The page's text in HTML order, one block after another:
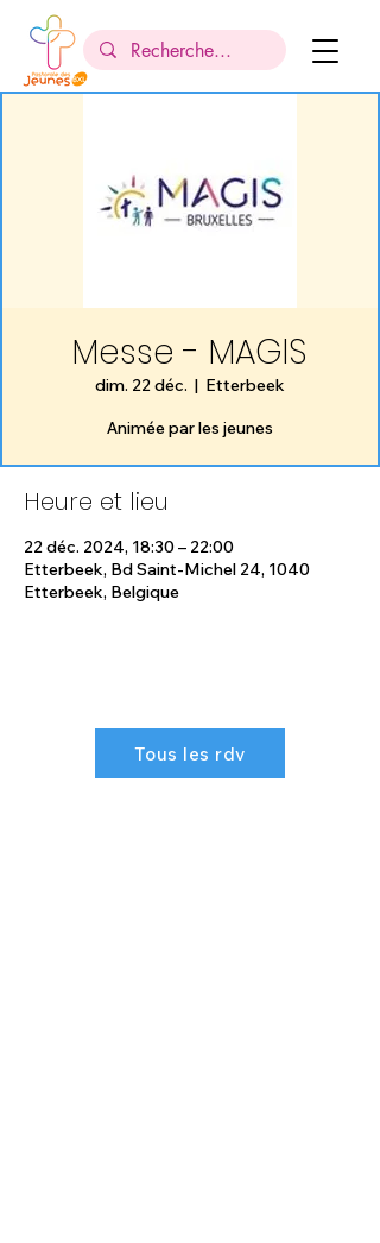
Messe - MAGIS
dim. 22 déc.
  |
Etterbeek
Animée par les jeunes
Heure et lieu
22 déc. 2024, 18:30 – 22:00
Etterbeek, Bd Saint-Michel 24, 1040
Etterbeek, Belgique
Tous les rdv